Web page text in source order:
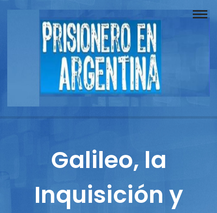
Buscador
Documentos
Reportajes
Columnistas
Galileo, la
Inquisición y